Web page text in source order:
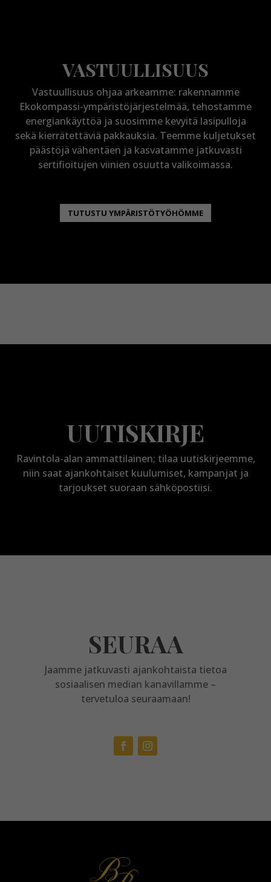
VASTUULLISUUS
Vastuullisuus ohjaa arkeamme: rakennamme
Ekokompassi-ympäristöjärjestelmää, tehostamme
energiankäyttöä ja suosimme kevyitä lasipulloja
sekä kierrätettäviä pakkauksia. Teemme kuljetukset
päästöjä vähentäen ja kasvatamme jatkuvasti
sertifioitujen viinien osuutta valikoimassa.
TUTUSTU YMPÄRISTÖTYÖHÖMME
UUTISKIRJE
Ravintola-alan ammattilainen; tilaa uutiskirjeemme,
niin saat ajankohtaiset kuulumiset, kampanjat ja
tarjoukset suoraan sähköpostiisi.
SEURAA
Jaamme jatkuvasti ajankohtaista tietoa
sosiaalisen median kanavillamme –
tervetuloa seuraamaan!